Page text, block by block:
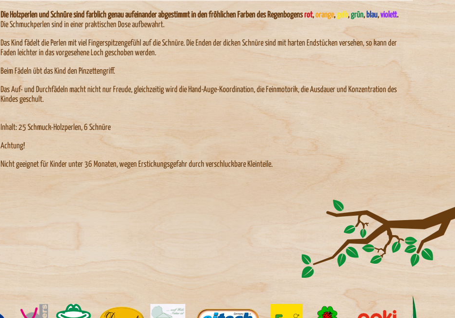
Die Holzperlen und Schnüre sind farblich genau aufeinander abgestimmt in den fröhlichen Farben des Regenbogensrot,orange,gelb,grün,blau,violett.
Die Schmuckperlen sind in einer praktischen Dose aufbewahrt.
Das Kind fädelt die Perlen mit viel Fingerspitzengefühl auf die Schnüre. Die Enden der dicken Schnüre sind mit harten Endstücken versehen, so kann der
Faden leichter in das vorgesehene Loch geschoben werden.
Beim Fädeln übt das Kind den Pinzettengriff.
Das Auf- und Durchfädeln macht nicht nur Freude, gleichzeitig wird die Hand-Auge-Koordination, die Feinmotorik, die Ausdauer und Konzentration des
Kindes geschult.
Inhalt: 25 Schmuck-Holzperlen, 6 Schnüre
Achtung!
Nicht geeignet für Kinder unter 36 Monaten, wegen Erstickungsgefahr durch verschluckbare Kleinteile.